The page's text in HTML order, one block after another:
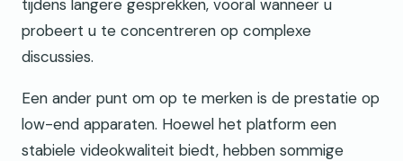
tijdens langere gesprekken, vooral wanneer u
probeert u te concentreren op complexe
discussies.
Een ander punt om op te merken is de prestatie op
low-end apparaten. Hoewel het platform een
stabiele videokwaliteit biedt, hebben sommige